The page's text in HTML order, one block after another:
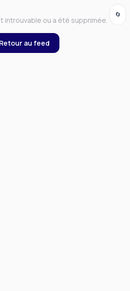
introuvable ou a été supprimée.
Retour au feed
🔄